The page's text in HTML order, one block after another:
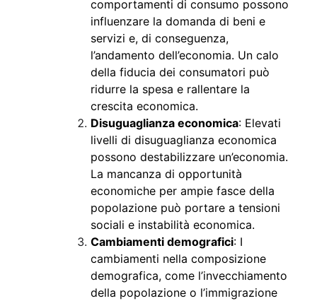
comportamenti di consumo possono
influenzare la domanda di beni e
servizi e, di conseguenza,
l’andamento dell’economia. Un calo
della fiducia dei consumatori può
ridurre la spesa e rallentare la
crescita economica.
Disuguaglianza economica: Elevati
livelli di disuguaglianza economica
possono destabilizzare un’economia.
La mancanza di opportunità
economiche per ampie fasce della
popolazione può portare a tensioni
sociali e instabilità economica.
Cambiamenti demografici: I
cambiamenti nella composizione
demografica, come l’invecchiamento
della popolazione o l’immigrazione